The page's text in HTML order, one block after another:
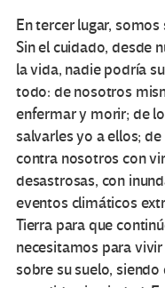
En tercer lugar,
Sin el cuidado, desde
la vida, nadie podría
todo: de nosotros
enfermar y morir; de
salvarles yo a ellos;
contra nosotros con
desastrosas, con
eventos climáticos
Tierra para que
necesitamos para
sobre su suelo,